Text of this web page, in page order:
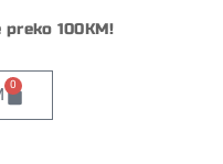
100KM!
0